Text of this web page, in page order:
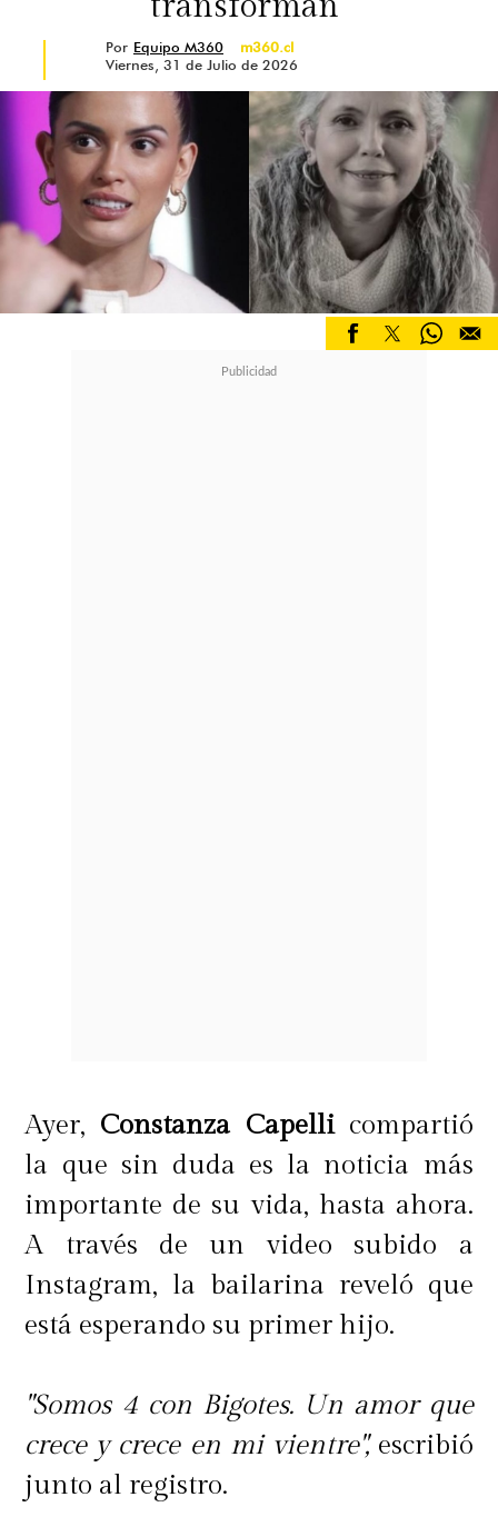
Por Equipo M360
m360.cl
Viernes, 31 de Julio de 2026
Ayer, Constanza Capellicompartió
la que sin duda es la noticia más
importante de su vida, hasta ahora.
A través de un video subido a
Instagram, la bailarina reveló que
está esperando su primer hijo.
"Somos 4 con Bigotes. Un amor que
crece y crece en mi vientre",escribió
junto al registro.